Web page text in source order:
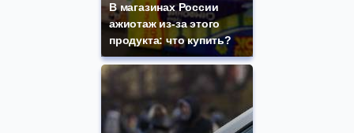
В магазинах России
ажиотаж из-за этого
продукта: что купить?